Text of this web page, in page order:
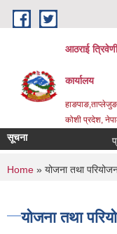
Skip to main content
आठराई
कार्यालय
हाङपाङ,ताप्लेजुङ
कोशी प्रदेश,
सूचना
You are
Home » योजना तथा
योजना तथा